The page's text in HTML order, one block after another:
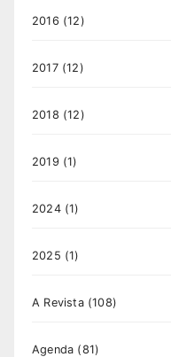
2016 (12)
2017(12)
2018 (12)
2019 (1)
2024(1)
2025 (1)
A Revista(108)
Agenda (81)